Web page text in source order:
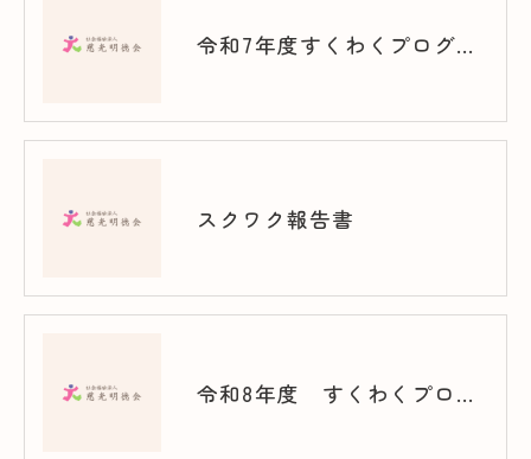
令和7年度すくわくプログラム（千川）
スクワク報告書
令和8年度 すくわくプログラム（千川）